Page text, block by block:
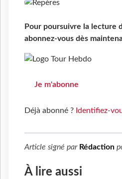
Pour poursuivre la lecture
abonnez-vous dès
Je m'abonne
Déjà abonné ? Identifiez-
Article signé par Rédaction
À lire aussi